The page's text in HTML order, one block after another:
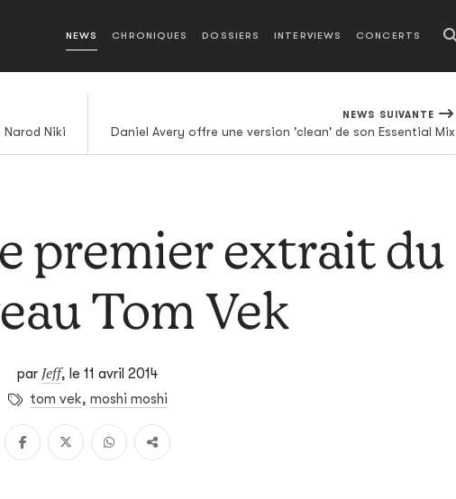
NEWS CHRONIQUES DOSSIERS INTERVIEWS CONCERTS
Niki
NEWS SUIVANTE
Daniel Avery offre une version 'clean' de son Essential Mix
premier extrait du
Tom Vek
par Jeff, le 11 avril 2014
tom vek, moshi moshi